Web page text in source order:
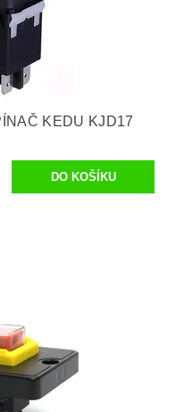
KEDU KJD17